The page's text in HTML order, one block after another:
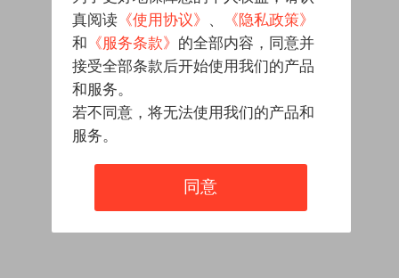
真阅读 《使用协议》 、
《隐私政策》
和 《服务条款》 的全部内容，同意并
接受全部条款后开始使用我们的产品
和服务。
若不同意，将无法使用我们的产品和
服务。
同意